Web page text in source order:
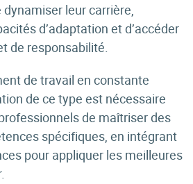
leur carrière,
d’adaptation et d’accéder
de responsabilité.
de travail en constante
de ce type est nécessaire
de maîtriser des
spécifiques, en intégrant
pour appliquer les meilleures